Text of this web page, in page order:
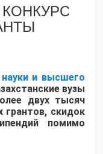
и высшего
вузы
двух тысяч
грантов, скидок
помимо